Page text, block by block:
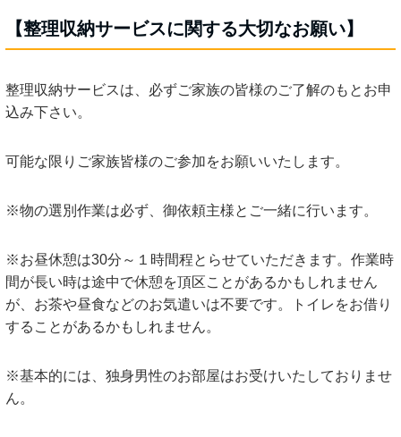
【整理収納サービスに関する大切なお願い】
整理収納サービスは、必ずご家族の皆様のご了解のもとお申
込み下さい。
可能な限りご家族皆様のご参加をお願いいたします。
※物の選別作業は必ず、御依頼主様とご一緒に行います。
※お昼休憩は30分～１時間程とらせていただきます。作業時
間が長い時は途中で休憩を頂区ことがあるかもしれません
が、お茶や昼食などのお気遣いは不要です。トイレをお借り
することがあるかもしれません。
※基本的には、独身男性のお部屋はお受けいたしておりませ
ん。